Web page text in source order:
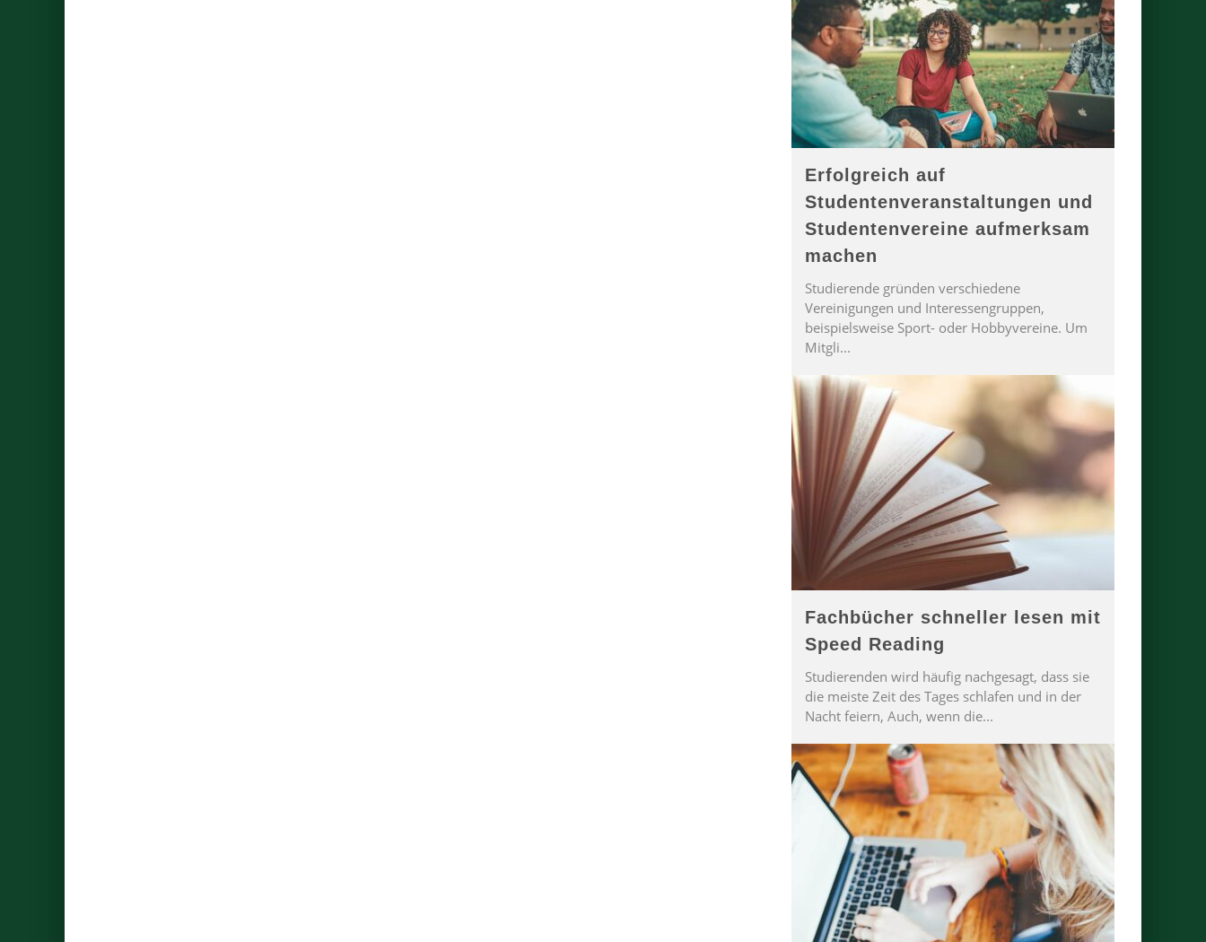
Erfolgreich auf
Studentenveranstaltungen und
Studentenvereine aufmerksam
machen
Studierende gründen verschiedene
Vereinigungen und Interessengruppen,
beispielsweise Sport- oder Hobbyvereine. Um
Mitgli...
Fachbücher schneller lesen mit
Speed Reading
Studierenden wird häufig nachgesagt, dass sie
die meiste Zeit des Tages schlafen und in der
Nacht feiern, Auch, wenn die...